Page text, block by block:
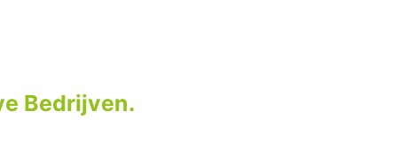
Bedrijven.